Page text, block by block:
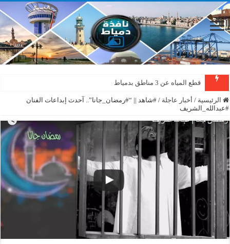
قطع المياه عن 3 مناطق بدمياط
الرئيسية / أخبار عاجلة / #شاهد || “#رمضان_جانا”.. آحدث إبداعات الفنان
#عبدالله_الشريف